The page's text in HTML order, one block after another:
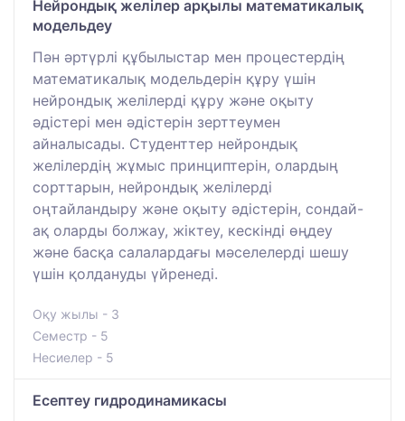
Нейрондық желілер арқылы математикалық
модельдеу
Пән әртүрлі құбылыстар мен процестердің
математикалық модельдерін құру үшін
нейрондық желілерді құру және оқыту
әдістері мен әдістерін зерттеумен
айналысады. Студенттер нейрондық
желілердің жұмыс принциптерін, олардың
сорттарын, нейрондық желілерді
оңтайландыру және оқыту әдістерін, сондай-
ақ оларды болжау, жіктеу, кескінді өңдеу
және басқа салалардағы мәселелерді шешу
үшін қолдануды үйренеді.
Оқу жылы - 3
Семестр - 5
Несиелер - 5
Есептеу гидродинамикасы